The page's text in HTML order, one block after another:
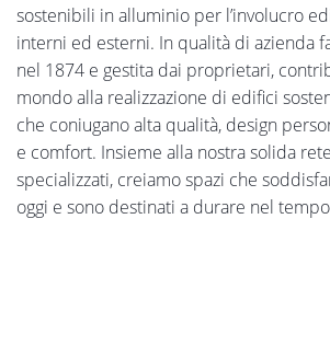
sostenibili in alluminio per l’involucro
interni ed esterni. In qualità di azienda
nel 1874 e gestita dai proprietari,
mondo alla realizzazione di edifici
che coniugano alta qualità, design
e comfort. Insieme alla nostra solida
specializzati, creiamo spazi che
oggi e sono destinati a durare nel